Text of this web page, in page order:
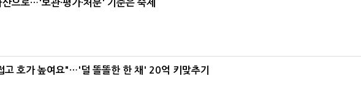
으로…'보관·평가·처분' 기준은 숙제
고 호가 높여요"…'덜 똘똘한 한 채' 20억 키맞추기